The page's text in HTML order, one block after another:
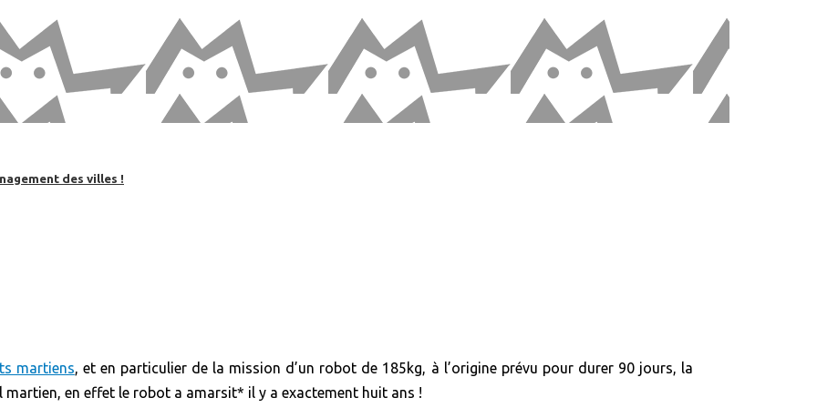
des villes !
martiens, et en particulier de la mission d’un robot de 185kg, à l’origine prévu pour durer 90 jours, la
en effet le robot a amarsit* il y a exactement huit ans !